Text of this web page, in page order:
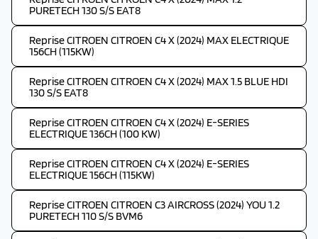
PURETECH 130 S/S EAT8
Reprise CITROEN CITROEN C4 X (2024) MAX ELECTRIQUE
156CH (115KW)
Reprise CITROEN CITROEN C4 X (2024) MAX 1.5 BLUE HDI
130 S/S EAT8
Reprise CITROEN CITROEN C4 X (2024) E-SERIES
ELECTRIQUE 136CH (100 KW)
Reprise CITROEN CITROEN C4 X (2024) E-SERIES
ELECTRIQUE 156CH (115KW)
Reprise CITROEN CITROEN C3 AIRCROSS (2024) YOU 1.2
PURETECH 110 S/S BVM6